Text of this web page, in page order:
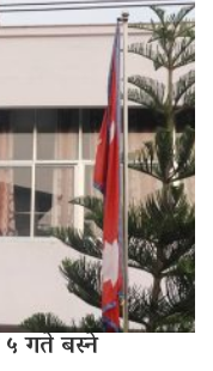
गते बस्ने